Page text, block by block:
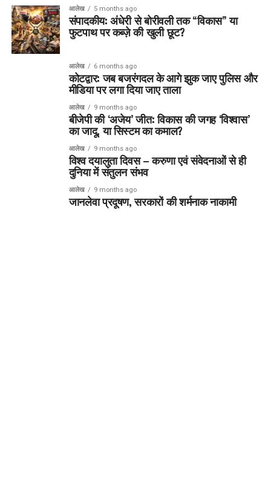
आलेख 5 months ago
संपादकीय: अंधेरी से बोरीवली तक “विकास” या
फुटपाथ पर कब्ज़े की खुली छूट?
आलेख 6 months ago
कोटद्वार: जब बजरंगदल के आगे झुक जाए पुलिस और
मीडिया पर लगा दिया जाए ताला
आलेख 9 months ago
बीजेपी की ‘अजेय’ जीत: विकास की जगह ‘विश्वास’
का जादू, या सिस्टम का कमाल?
आलेख 9 months ago
विश्व दयालुता दिवस – करुणा एवं संवेदनाओं से ही
दुनिया में संतुलन संभव
आलेख 9 months ago
जानलेवा प्रदूषण, सरकारों की शर्मनाक नाकामी